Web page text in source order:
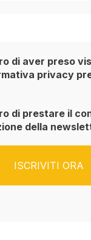
di aver preso
privacy
di prestare il
della